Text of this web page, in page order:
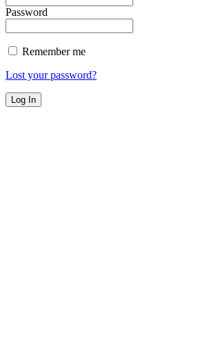
Password
Remember me
Lost your password?